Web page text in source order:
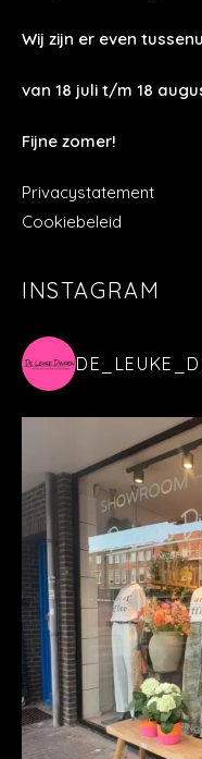
Wij zijn er even
van 18 juli t/m 18
Fijne zomer!
Privacystatement
Cookiebeleid
INSTAGRAM